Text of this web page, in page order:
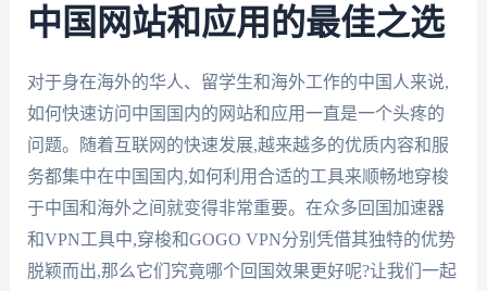
中国网站和应用的最佳之选
对于身在海外的华人、留学生和海外工作的中国人来说,
如何快速访问中国国内的网站和应用一直是一个头疼的
问题。随着互联网的快速发展,越来越多的优质内容和服
务都集中在中国国内,如何利用合适的工具来顺畅地穿梭
于中国和海外之间就变得非常重要。在众多回国加速器
和VPN工具中,穿梭和GOGO VPN分别凭借其独特的优势
脱颖而出,那么它们究竟哪个回国效果更好呢?让我们一起